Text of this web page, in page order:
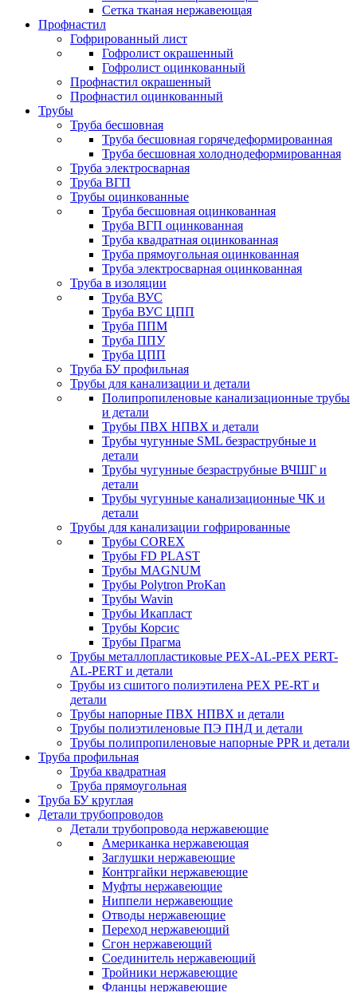
Сетка тканая нержавеющая
Профнастил
Гофрированный лист
Гофролист окрашенный
Гофролист оцинкованный
Профнастил окрашенный
Профнастил оцинкованный
Трубы
Труба бесшовная
Труба бесшовная горячедеформированная
Труба бесшовная холоднодеформированная
Труба электросварная
Труба ВГП
Трубы оцинкованные
Труба бесшовная оцинкованная
Труба ВГП оцинкованная
Труба квадратная оцинкованная
Труба прямоугольная оцинкованная
Труба электросварная оцинкованная
Труба в изоляции
Труба ВУС
Труба ВУС ЦПП
Труба ППМ
Труба ППУ
Труба ЦПП
Труба БУ профильная
Трубы для канализации и детали
Полипропиленовые канализационные трубы
и детали
Трубы ПВХ НПВХ и детали
Трубы чугунные SML безраструбные и
детали
Трубы чугунные безраструбные ВЧШГ и
детали
Трубы чугунные канализационные ЧК и
детали
Трубы для канализации гофрированные
Трубы COREX
Трубы FD PLAST
Трубы MAGNUM
Трубы Polytron ProKan
Трубы Wavin
Трубы Икапласт
Трубы Корсис
Трубы Прагма
Трубы металлопластиковые PEX-AL-PEX PERT-
AL-PERT и детали
Трубы из сшитого полиэтилена PEX PE-RT и
детали
Трубы напорные ПВХ НПВХ и детали
Трубы полиэтиленовые ПЭ ПНД и детали
Трубы полипропиленовые напорные PPR и детали
Труба профильная
Труба квадратная
Труба прямоугольная
Труба БУ круглая
Детали трубопроводов
Детали трубопровода нержавеющие
Американка нержавеющая
Заглушки нержавеющие
Контргайки нержавеющие
Муфты нержавеющие
Ниппели нержавеющие
Отводы нержавеющие
Переход нержавеющий
Сгон нержавеющий
Соединитель нержавеющий
Тройники нержавеющие
Фланцы нержавеющие